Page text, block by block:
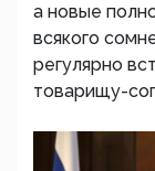
а новые
всякого
регулярно
товарищу-